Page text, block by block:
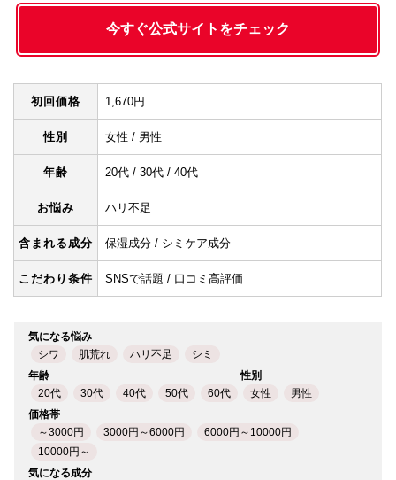
今すぐ公式サイトをチェック
初回価格 1,670円
性別 女性 / 男性
年齢 20代 / 30代 / 40代
お悩み ハリ不足
含まれる成分 保湿成分 / シミケア成分
こだわり条件 SNSで話題 / 口コミ高評価
気になる悩み
シワ
肌荒れ ハリ不足
シミ
年齢
20代
30代 40代 50代 60代
性別
女性
男性
価格帯
～3000円
3000円～6000円
6000円～10000円
10000円～
気になる成分